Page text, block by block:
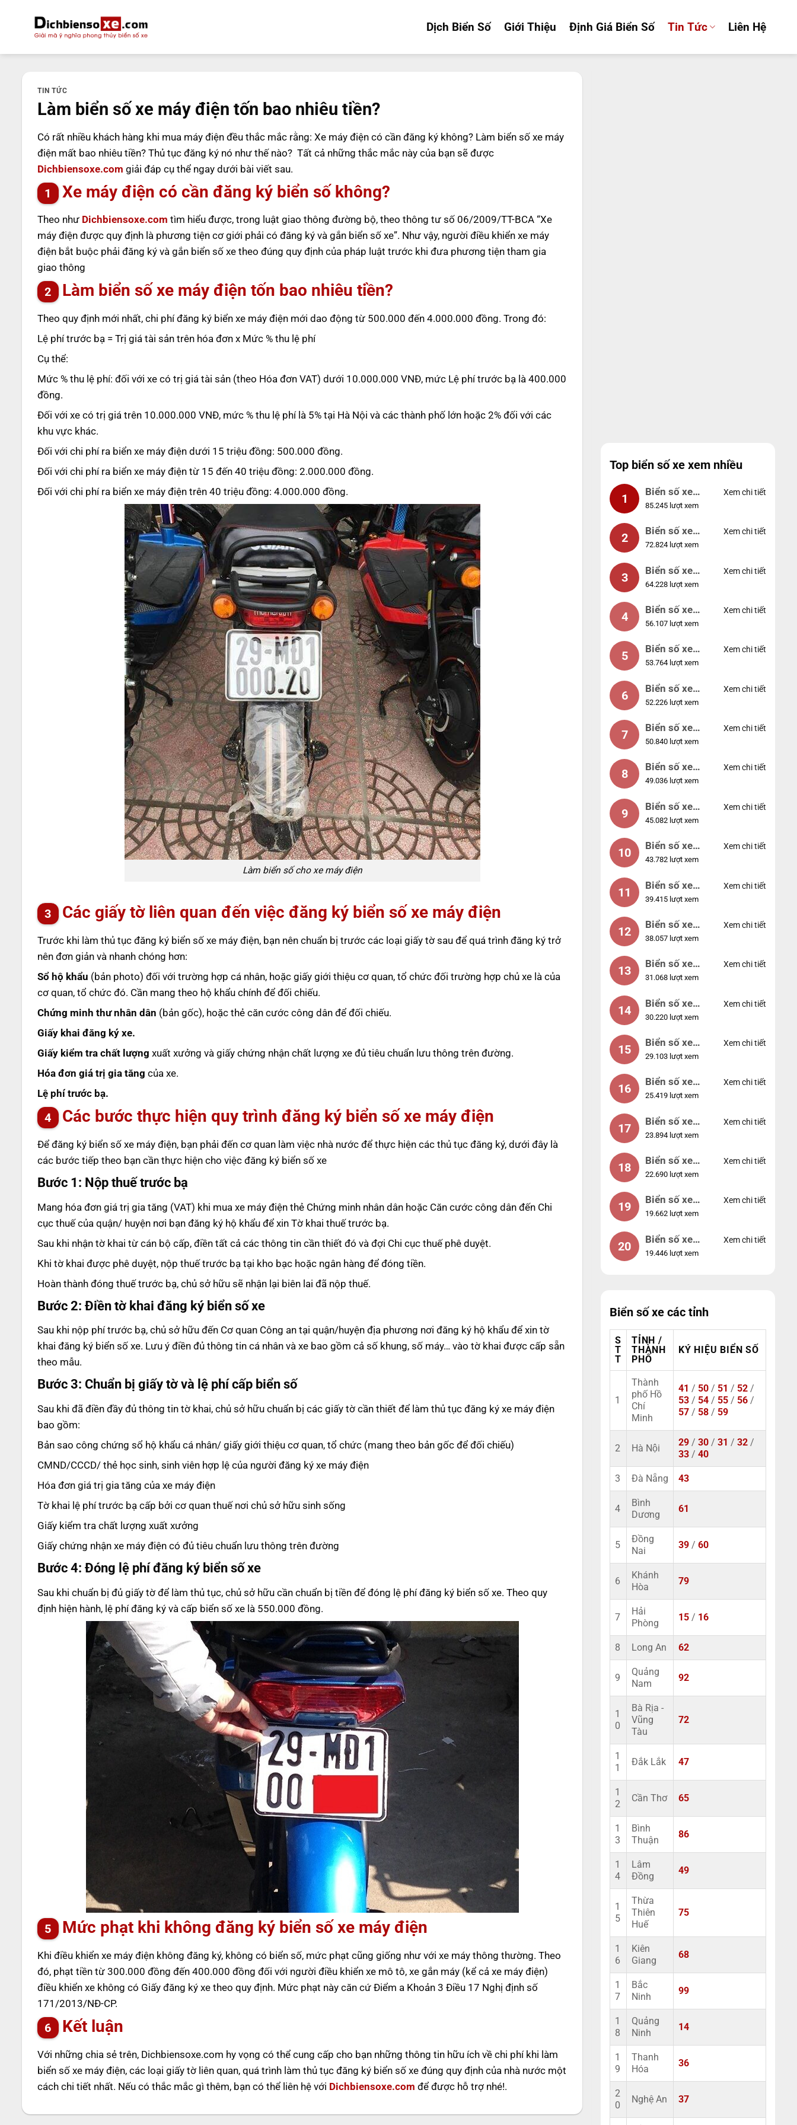
dung
Dịch Biển Số Giới Thiệu Định Giá Biển Số Tin Tức Liên Hệ
TIN TỨC
Làm biển số xe máy điện tốn bao nhiêu tiền?
Có rất nhiều khách hàng khi mua máy điện đều thắc mắc rằng: Xe máy điện có cần đăng ký không? Làm biển số xe máy
điện mất bao nhiêu tiền? Thủ tục đăng ký nó như thế nào? Tất cả những thắc mắc này của bạn sẽ được
Dichbiensoxe.com giải đáp cụ thể ngay dưới bài viết sau.
Xe máy điện có cần đăng ký biển số không?
Theo như Dichbiensoxe.com tìm hiểu được, trong luật giao thông đường bộ, theo thông tư số 06/2009/TT-BCA “Xe
máy điện được quy định là phương tiện cơ giới phải có đăng ký và gắn biển số xe”. Như vậy, người điều khiển xe máy
điện bắt buộc phải đăng ký và gắn biển số xe theo đúng quy định của pháp luật trước khi đưa phương tiện tham gia
giao thông
Làm biển số xe máy điện tốn bao nhiêu tiền?
Theo quy định mới nhất, chi phí đăng ký biển xe máy điện mới dao động từ 500.000 đến 4.000.000 đồng. Trong đó:
Lệ phí trước bạ = Trị giá tài sản trên hóa đơn x Mức % thu lệ phí
Cụ thể:
Mức % thu lệ phí: đối với xe có trị giá tài sản (theo Hóa đơn VAT) dưới 10.000.000 VNĐ, mức Lệ phí trước bạ là 400.000
đồng.
Đối với xe có trị giá trên 10.000.000 VNĐ, mức % thu lệ phí là 5% tại Hà Nội và các thành phố lớn hoặc 2% đối với các
khu vực khác.
Đối với chi phí ra biển xe máy điện dưới 15 triệu đồng: 500.000 đồng.
Đối với chi phí ra biển xe máy điện từ 15 đến 40 triệu đồng: 2.000.000 đồng.
Đối với chi phí ra biển xe máy điện trên 40 triệu đồng: 4.000.000 đồng.
Làm biển số cho xe máy điện
Các giấy tờ liên quan đến việc đăng ký biển số xe máy điện
Trước khi làm thủ tục đăng ký biển số xe máy điện, bạn nên chuẩn bị trước các loại giấy tờ sau để quá trình đăng ký trở
nên đơn giản và nhanh chóng hơn:
Sổ hộ khẩu (bản photo) đối với trường hợp cá nhân, hoặc giấy giới thiệu cơ quan, tổ chức đối trường hợp chủ xe là của
cơ quan, tổ chức đó. Cần mang theo hộ khẩu chính để đối chiếu.
Chứng minh thư nhân dân (bản gốc), hoặc thẻ căn cước công dân để đối chiếu.
Giấy khai đăng ký xe.
Giấy kiểm tra chất lượng xuất xưởng và giấy chứng nhận chất lượng xe đủ tiêu chuẩn lưu thông trên đường.
Hóa đơn giá trị gia tăng của xe.
Lệ phí trước bạ.
Các bước thực hiện quy trình đăng ký biển số xe máy điện
Để đăng ký biển số xe máy điện, bạn phải đến cơ quan làm việc nhà nước để thực hiện các thủ tục đăng ký, dưới đây là
các bước tiếp theo bạn cần thực hiện cho việc đăng ký biển số xe
Bước 1: Nộp thuế trước bạ
Mang hóa đơn giá trị gia tăng (VAT) khi mua xe máy điện thẻ Chứng minh nhân dân hoặc Căn cước công dân đến Chi
cục thuế của quận/ huyện nơi bạn đăng ký hộ khẩu để xin Tờ khai thuế trước bạ.
Sau khi nhận tờ khai từ cán bộ cấp, điền tất cả các thông tin cần thiết đó và đợi Chi cục thuế phê duyệt.
Khi tờ khai được phê duyệt, nộp thuế trước bạ tại kho bạc hoặc ngân hàng để đóng tiền.
Hoàn thành đóng thuế trước bạ, chủ sở hữu sẽ nhận lại biên lai đã nộp thuế.
Bước 2: Điền tờ khai đăng ký biển số xe
Sau khi nộp phí trước bạ, chủ sở hữu đến Cơ quan Công an tại quận/huyện địa phương nơi đăng ký hộ khẩu để xin tờ
khai đăng ký biển số xe. Lưu ý điền đủ thông tin cá nhân và xe bao gồm cả số khung, số máy… vào tờ khai được cấp sẵn
theo mẫu.
Bước 3: Chuẩn bị giấy tờ và lệ phí cấp biển số
Sau khi đã điền đầy đủ thông tin tờ khai, chủ sở hữu chuẩn bị các giấy tờ cần thiết để làm thủ tục đăng ký xe máy điện
bao gồm:
Bản sao công chứng sổ hộ khẩu cá nhân/ giấy giới thiệu cơ quan, tổ chức (mang theo bản gốc để đối chiếu)
CMND/CCCD/ thẻ học sinh, sinh viên hợp lệ của người đăng ký xe máy điện
Hóa đơn giá trị gia tăng của xe máy điện
Tờ khai lệ phí trước bạ cấp bởi cơ quan thuế nơi chủ sở hữu sinh sống
Giấy kiểm tra chất lượng xuất xưởng
Giấy chứng nhận xe máy điện có đủ tiêu chuẩn lưu thông trên đường
Bước 4: Đóng lệ phí đăng ký biển số xe
Sau khi chuẩn bị đủ giấy tờ để làm thủ tục, chủ sở hữu cần chuẩn bị tiền để đóng lệ phí đăng ký biển số xe. Theo quy
định hiện hành, lệ phí đăng ký và cấp biển số xe là 550.000 đồng.
Mức phạt khi không đăng ký biển số xe máy điện
Khi điều khiển xe máy điện không đăng ký, không có biển số, mức phạt cũng giống như với xe máy thông thường. Theo
đó, phạt tiền từ 300.000 đồng đến 400.000 đồng đối với người điều khiển xe mô tô, xe gắn máy (kể cả xe máy điện)
điều khiển xe không có Giấy đăng ký xe theo quy định. Mức phạt này căn cứ Điểm a Khoản 3 Điều 17 Nghị định số
171/2013/NĐ-CP.
Kết luận
Với những chia sẻ trên, Dichbiensoxe.com hy vọng có thể cung cấp cho bạn những thông tin hữu ích về chi phí khi làm
biển số xe máy điện, các loại giấy tờ liên quan, quá trình làm thủ tục đăng ký biển số xe đúng quy định của nhà nước một
cách chi tiết nhất. Nếu có thắc mắc gì thêm, bạn có thể liên hệ với Dichbiensoxe.com để được hỗ trợ nhé!.
Top biển số xe xem nhiều
1
Biển số xe
99999
85.245 lượt xem
Xem chi tiết
2
Biển số xe
04953
72.824 lượt xem
Xem chi tiết
3
Biển số xe
88888
64.228 lượt xem
Xem chi tiết
4
Biển số xe
12345
56.107 lượt xem
Xem chi tiết
5
Biển số xe
66666
53.764 lượt xem
Xem chi tiết
6
Biển số xe
11111
52.226 lượt xem
Xem chi tiết
7
Biển số xe
44444
50.840 lượt xem
Xem chi tiết
8
Biển số xe
77777
49.036 lượt xem
Xem chi tiết
9
Biển số xe
55555
45.082 lượt xem
Xem chi tiết
10
Biển số xe
56789
43.782 lượt xem
Xem chi tiết
11
Biển số xe
01234
39.415 lượt xem
Xem chi tiết
12
Biển số xe
33333
38.057 lượt xem
Xem chi tiết
13
Biển số xe
22222
31.068 lượt xem
Xem chi tiết
14
Biển số xe
14953
30.220 lượt xem
Xem chi tiết
15
Biển số xe
24953
29.103 lượt xem
Xem chi tiết
16
Biển số xe
49053
25.419 lượt xem
Xem chi tiết
17
Biển số xe
44953
23.894 lượt xem
Xem chi tiết
18
Biển số xe
74953
22.690 lượt xem
Xem chi tiết
19
Biển số xe
99998
19.662 lượt xem
Xem chi tiết
20
Biển số xe
25525
19.446 lượt xem
Xem chi tiết
Biển số xe các tỉnh
S
T
T
TỈNH /
THÀNH
PHỐ
KÝ HIỆU BIỂN SỐ
1
Thành
phố Hồ
Chí
Minh
41 / 50 / 51 / 52 /
53 / 54 / 55 / 56 /
57 / 58 / 59
2 Hà Nội
29 / 30 / 31 / 32 /
33 / 40
3 Đà Nẵng 43
4
Bình
Dương
61
5
Đồng
Nai
39 / 60
6
Khánh
Hòa
79
7
Hải
Phòng
15 / 16
8 Long An 62
9
Quảng
Nam
92
1
0
Bà Rịa -
Vũng
Tàu
72
1
1
Đắk Lắk 47
1
2
Cần Thơ 65
1
3
Bình
Thuận
86
1
4
Lâm
Đồng
49
1
5
Thừa
Thiên
Huế
75
1
6
Kiên
Giang
68
1
7
Bắc
Ninh
99
1
8
Quảng
Ninh
14
1
9
Thanh
Hóa
36
2
0
Nghệ An 37